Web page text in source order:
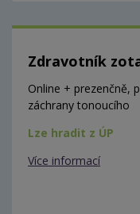
Zdravotník
Online + prezenčně,
záchrany tonoucího
Lze hradit z ÚP
Více informací